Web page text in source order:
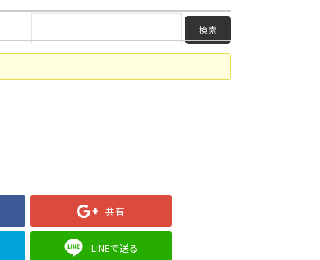
共有
LINEで送る